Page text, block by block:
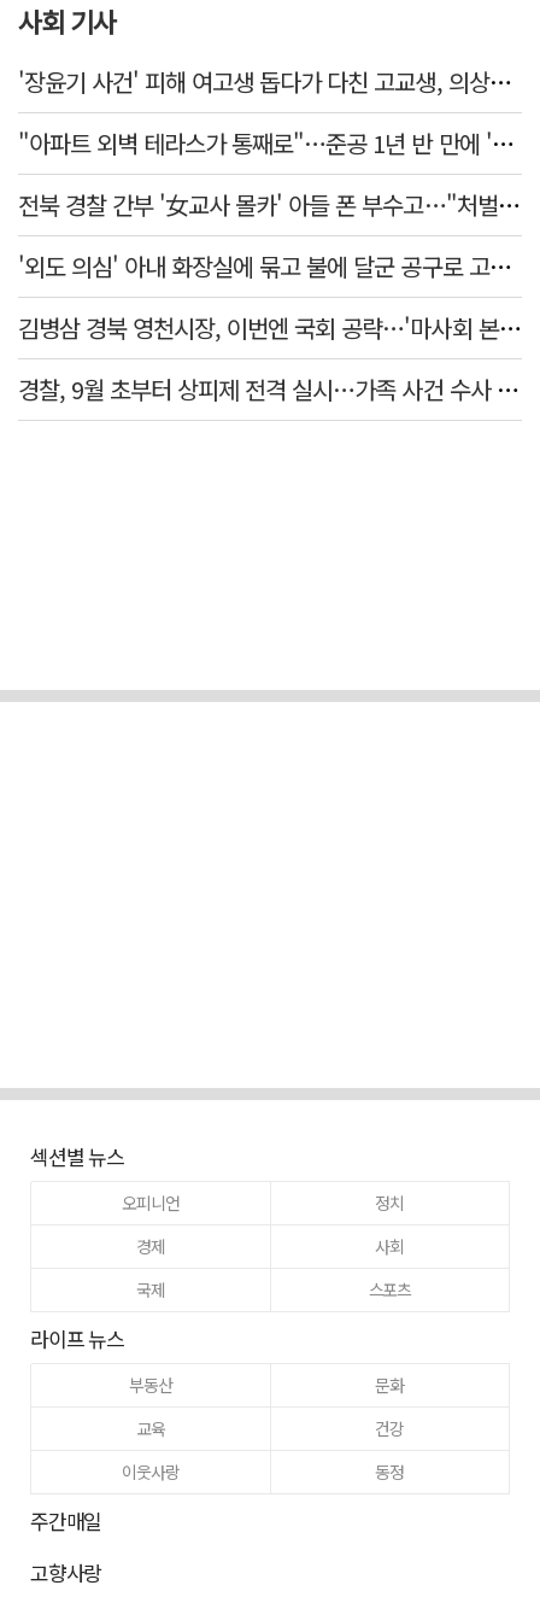
사회 기사
'장윤기 사건' 피해 여고생 돕다가 다친 고교생, 의상자 인정
"아파트 외벽 테라스가 통째로"…준공 1년 반 만에 '아찔 사고'
전북 경찰 간부 '女교사 몰카' 아들 폰 부수고…"처벌 못하는 사안" 내부망에 글
'외도 의심' 아내 화장실에 묶고 불에 달군 공구로 고문…남편 검거
김병삼 경북 영천시장, 이번엔 국회 공략…'마사회 본사 이전·광역교통망 확충' 요청
경찰, 9월 초부터 상피제 전격 실시…가족 사건 수사 못해
섹션별 뉴스
오피니언
정치
경제
사회
국제
스포츠
라이프 뉴스
부동산
문화
교육
건강
이웃사랑
동정
주간매일
고향사랑